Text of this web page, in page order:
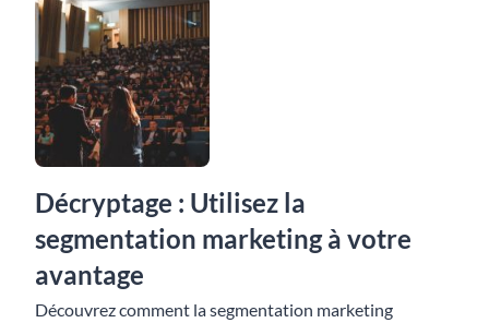
Décryptage : Utilisez la
segmentation marketing à votre
avantage
Découvrez comment la segmentation marketing